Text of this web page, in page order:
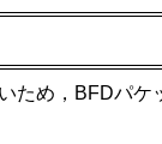
ため，BFDパケ